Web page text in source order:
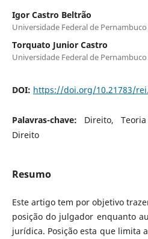
Igor Castro Beltrão
Universidade Federal de Pernambuco
Torquato Junior Castro
Universidade Federal de Pernambuco
DOI: https://doi.org/10.21783/
Palavras-chave: Direito,
Direito
Resumo
Este artigo tem por objetivo
posição do julgador enquanto
jurídica. Posição esta que limita